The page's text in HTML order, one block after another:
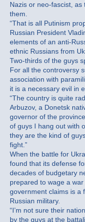
Nazis or neo-fascist,
them.
“That is all Putinism
Russian President
elements of an anti-
ethnic Russians from
Two-thirds of the guys
For all the controversy
association with
it is a necessary evil in
“The country is quite
Arbuzov, a Donetsk
governor of the
of guys I hang out with
they are the kind of
fight.”
When the battle for
found that its defense
decades of budgetary
prepared to wage a
government claims is a
Russian military.
“I’m not sure their
by the guys at the